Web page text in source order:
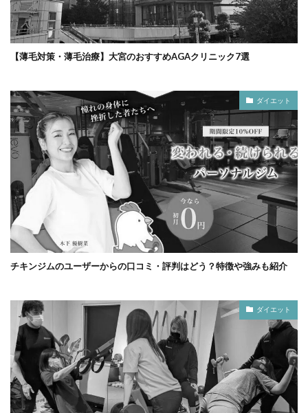
【薄毛対策・薄毛治療】大宮のおすすめAGAクリニック7選
ダイエット
チキンジムのユーザーからの口コミ・評判はどう？特徴や強みも紹介
ダイエット